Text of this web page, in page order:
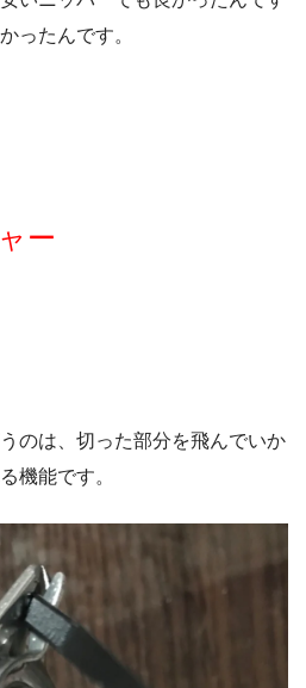
ったんです。
ー
のは、切った部分を飛んでいか
機能です。